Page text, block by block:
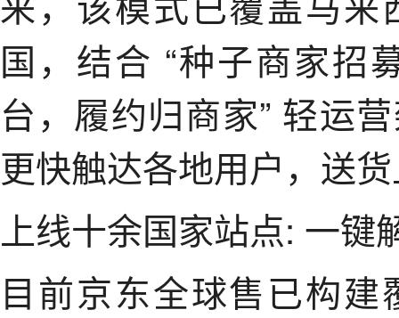
国，结合 “种子商家招
台，履约归商家” 轻运
更快触达各地用户，送
上线十余国家站点: 一键
目前京东全球售已构